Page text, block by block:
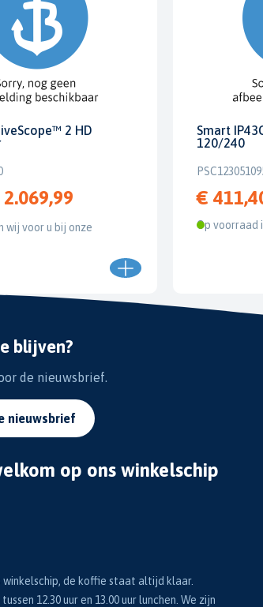
2 HD
wij voor u bij onze
Smart
120/240
€
Op voorraad
blijven?
de nieuwsbrief.
nieuwsbrief
op ons winkelschip
de koffie staat altijd klaar.
12.30 uur en 13.00 uur lunchen. We zijn